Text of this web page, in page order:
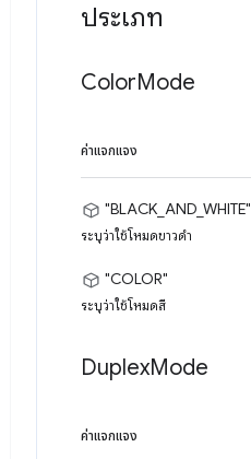
ประเภท
ColorMode
ค่าแจกแจง
"BLACK_AND_WHITE"
ระบุว่าใช้โหมดขาวดำ
"COLOR"
ระบุว่าใช้โหมดสี
DuplexMode
ค่าแจกแจง